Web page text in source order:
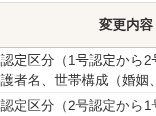
変更内
認定区分（1号認定から
護者名、世帯構成（婚姻
認定区分（2号認定から